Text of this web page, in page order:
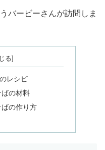
バービーさんが訪問しま
レシピ
の材料
の作り方